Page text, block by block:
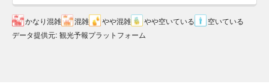
かなり混雑 混雑 やや混雑 やや空いている
空いている
データ提供元: 観光予報プラットフォーム